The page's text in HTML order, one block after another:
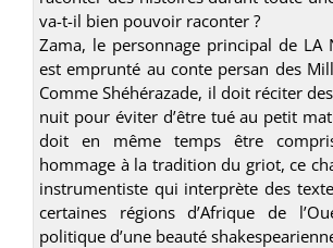
va-t-il bien pouvoir raconter ?
Zama, le personnage principal de LA
est emprunté au conte persan des
Comme Shéhérazade, il doit réciter
nuit pour éviter d’être tué au petit
doit en même temps être
hommage à la tradition du griot, ce
instrumentiste qui interprète des
certaines régions d’Afrique de
politique d’une beauté